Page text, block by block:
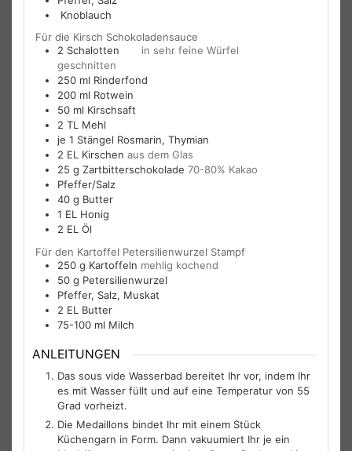
Knoblauch
Für die Kirsch Schokoladensauce
2 Schalotten
in sehr feine Würfel
geschnitten
250 ml Rinderfond
200 ml Rotwein
50 ml Kirschsaft
2 TL Mehl
je 1 Stängel Rosmarin, Thymian
2 EL Kirschen aus dem Glas
25 g Zartbitterschokolade 70-80% Kakao
Pfeffer/Salz
40 g Butter
1 EL Honig
2 EL Öl
Für den Kartoffel Petersilienwurzel Stampf
250 g Kartoffeln mehlig kochend
50 g Petersilienwurzel
Pfeffer, Salz, Muskat
2 EL Butter
75-100 ml Milch
ANLEITUNGEN
Das sous vide Wasserbad bereitet Ihr vor, indem Ihr
es mit Wasser füllt und auf eine Temperatur von 55
Grad vorheizt.
Die Medaillons bindet Ihr mit einem Stück
Küchengarn in Form. Dann vakuumiert Ihr je ein